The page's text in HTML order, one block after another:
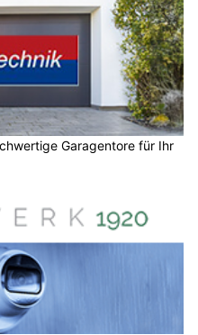
Garagentore für Ihr